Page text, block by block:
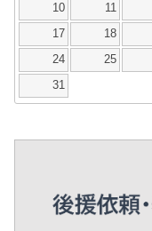
10 11
17 18
24 25
31